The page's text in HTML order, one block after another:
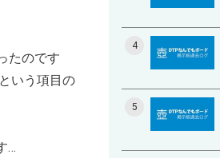
たのです
いう項目の
…
4
5